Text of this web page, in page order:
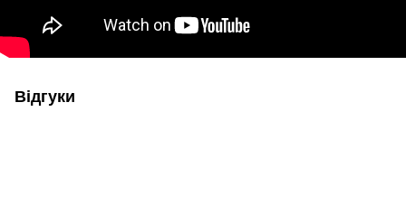
Відгуки